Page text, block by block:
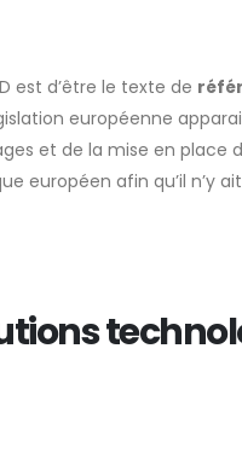
est d’être le texte de
européenne
et de la mise en place
européen afin qu’il n’y